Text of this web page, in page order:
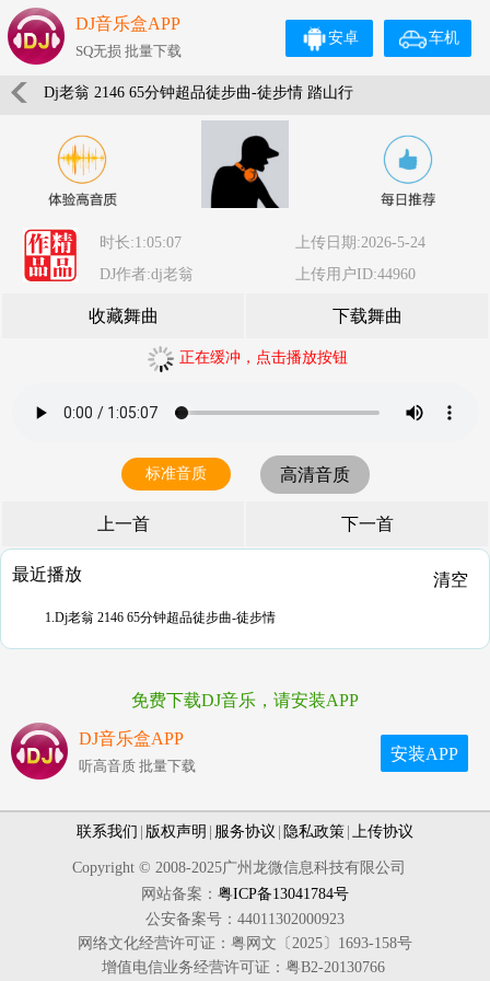
DJ音乐盒APP
SQ无损 批量下载
车机
安卓
Dj老翁 2146 65分钟超品徒步曲-徒步情 踏山行
时长:1:05:07
上传日期:2026-5-24
DJ作者:dj老翁
上传用户ID:44960
收藏舞曲 下载舞曲
正在缓冲，点击播放按钮
标准音质 高清音质
上一首 下一首
最近播放 清空
1.Dj老翁 2146 65分钟超品徒步曲-徒步情
免费下载DJ音乐，请安装APP
DJ音乐盒APP
听高音质 批量下载
安装APP
联系我们 版权声明 服务协议 隐私政策 上传协议
Copyright © 2008-2025广州龙微信息科技有限公司
网站备案： 粤ICP备13041784号
公安备案号：44011302000923
网络文化经营许可证：粤网文〔2025〕1693-158号
增值电信业务经营许可证：粤B2-20130766